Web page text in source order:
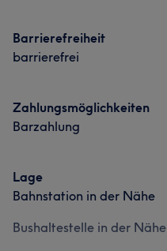
Barrierefreiheit
barrierefrei
Zahlungsmöglichkeiten
Barzahlung
Lage
Bahnstation in der Nähe
Bushaltestelle in der Nähe